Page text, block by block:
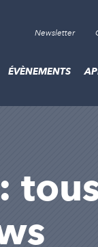
Newsletter
ÉVÈNEMENTS